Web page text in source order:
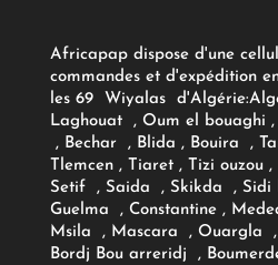
Africapap dispose d'une
commandes et d'expédition
les 69 Wiyalas d'Algérie:
Laghouat , Oum el bouaghi ,
, Bechar , Blida , Bouira ,
Tlemcen , Tiaret , Tizi
Setif , Saida , Skikda , Sidi
Guelma , Constantine ,
Msila , Mascara , Ouargla
Bordj Bou arreridj ,